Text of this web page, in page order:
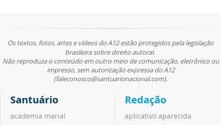
Os textos, fotos, artes e vídeos do A12 estão protegidos pela legislação
brasileira sobre direito autoral.
Não reproduza o conteúdo em outro meio de comunicação, eletrônico ou
impresso, sem autorização expressa do A12
(faleconosco@santuarionacional.com).
Santuário
academia marial
Redação
aplicativo aparecida